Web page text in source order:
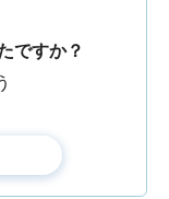
ですか？